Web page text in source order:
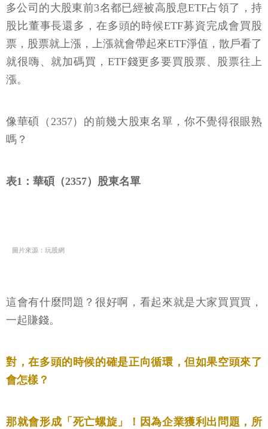
多公司的大股東前3名都已經被高股息ETF占領了，持
股比董事長還多，在多頭的時候ETF募資完成會買股
票，股票就上漲，上漲就會帶起來ETF淨值，散戶看了
就很嗨、就加碼買，ETF錢更多要買股票、股票往上
漲。
像華碩（2357）的前幾大股東名單，你不覺得很眼熟
嗎？
表1：華碩（2357）股東名單
圖片來源：玩股網
這會有什麼問題？很好啊，看起來就是大家買買買，
一起賺錢。
對，在多頭的時候的確是正向循環，但如果空頭來了
會怎樣？
那就會形成「死亡螺旋」！因為企業獲利出問題，所